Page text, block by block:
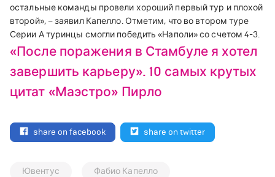
остальные команды провели хороший первый тур и плохой
второй», – заявил Капелло. Отметим, что во втором туре
Серии А туринцы смогли победить «Наполи» со счетом 4-3.
«После поражения в Стамбуле я хотел
завершить карьеру». 10 самых крутых
цитат «Маэстро» Пирло
share on facebook share on twitter
Ювентус Фабио Капелло